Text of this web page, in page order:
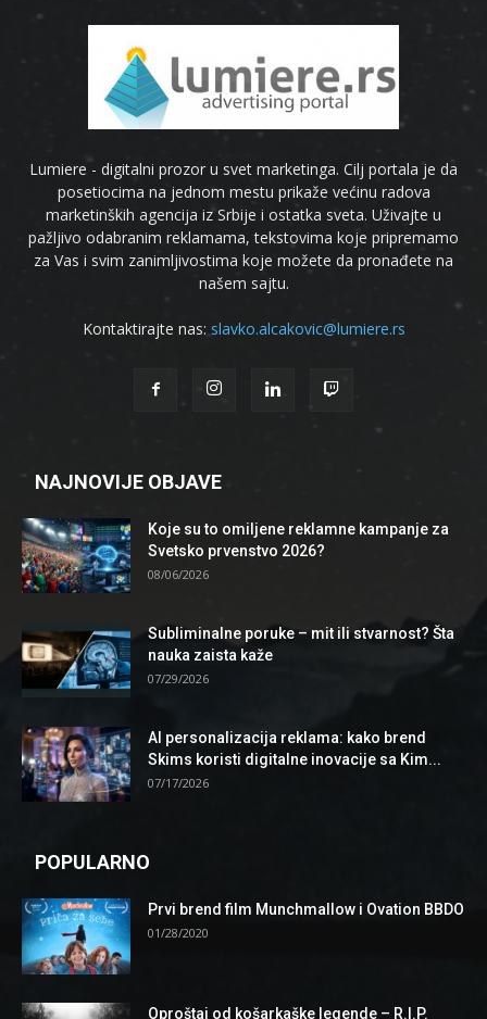
Lumiere - digitalni prozor u svet marketinga. Cilj portala je da
posetiocima na jednom mestu prikaže većinu radova
marketinških agencija iz Srbije i ostatka sveta. Uživajte u
pažljivo odabranim reklamama, tekstovima koje pripremamo
za Vas i svim zanimljivostima koje možete da pronađete na
našem sajtu.
Kontaktirajte nas: slavko.alcakovic@lumiere.rs
NAJNOVIJE OBJAVE
Koje su to omiljene reklamne kampanje za
Svetsko prvenstvo 2026?
08/06/2026
Subliminalne poruke – mit ili stvarnost? Šta
nauka zaista kaže
07/29/2026
AI personalizacija reklama: kako brend
Skims koristi digitalne inovacije sa Kim...
07/17/2026
POPULARNO
Prvi brend film Munchmallow i Ovation BBDO
01/28/2020
Oproštaj od košarkaške legende – R.I.P.